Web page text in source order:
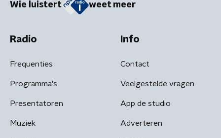
Wie luistert weet meer
Radio
Frequenties
Programma's
Presentatoren
Muziek
Info
Contact
Veelgestelde vragen
App de studio
Adverteren